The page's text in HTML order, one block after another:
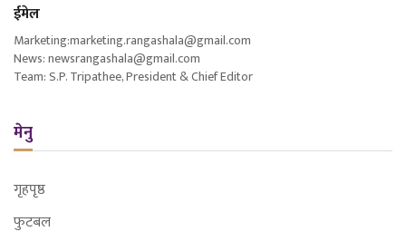
ईमेल
Marketing:marketing.rangashala@gmail.com
News: newsrangashala@gmail.com
Team: S.P. Tripathee, President & Chief Editor
मेनु
गृहपृष्ठ
फुटबल